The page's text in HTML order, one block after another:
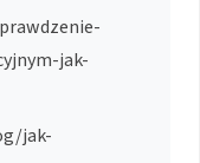
jak-
jak-